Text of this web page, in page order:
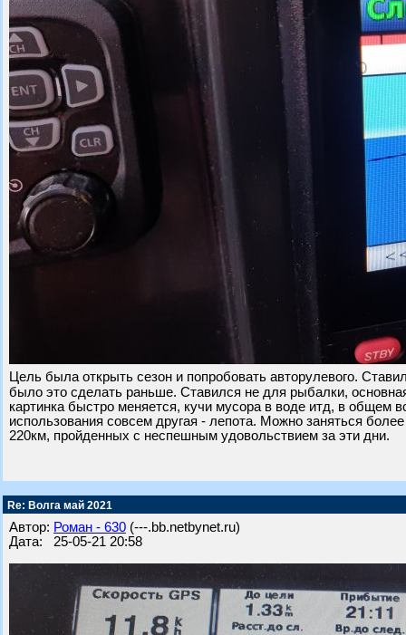
Цель была открыть сезон и попробовать авторулевого.
было это сделать раньше. Ставился не для рыбалки,
картинка быстро меняется, кучи мусора в воде итд, в общем
использования совсем другая - лепота. Можно заняться
220км, пройденных с неспешным удовольствием за эти дни.
Re: Волга май 2021
Автор: Роман - 630 (---.bb.netbynet.ru)
Дата: 25-05-21 20:58